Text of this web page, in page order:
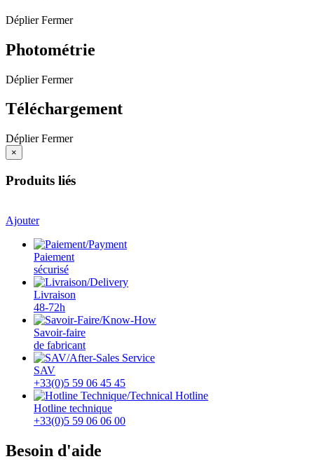
Déplier Fermer
Photométrie
Déplier Fermer
Téléchargement
Déplier Fermer
×
Produits liés
Ajouter
Paiement
sécurisé
Livraison
48-72h
Savoir-faire
de fabricant
SAV
+33(0)5 59 06 45 45
Hotline technique
+33(0)5 59 06 06 00
Besoin d'aide